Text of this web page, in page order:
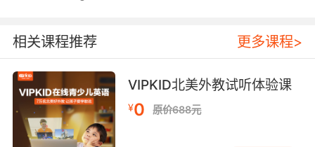
7. A question only a masonicitalian expatriate
mad genius trained in painting, metallurgy,
and engineering can answer.
这个问题 只有被意大利共济会驱逐的 有美术功底
的疯狂天才 和冶金学家 还有工程师 可以回答
相关课程推荐 更多课程>
VIPKID北美外教试听体验课
¥0 原价688元